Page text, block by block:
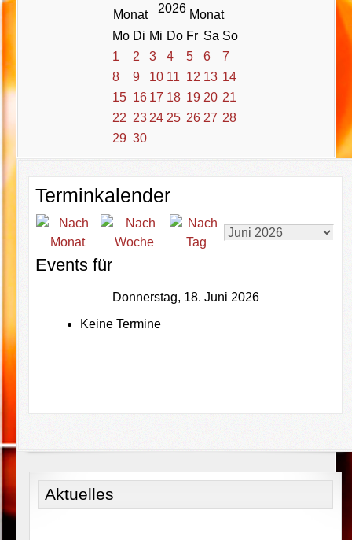
2026
Mo Di Mi Do Fr Sa So
1
2 3 4 5 6
7
8
9 10 11 12 13 14
15 16 17 18 19 20 21
22 23 24 25 26 27 28
29 30
Terminkalender
Events für
Donnerstag, 18. Juni 2026
Keine Termine
Aktuelles